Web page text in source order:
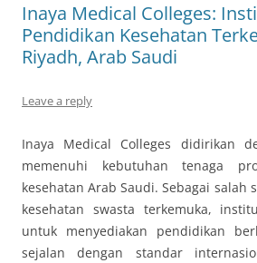
Inaya Medical Colleges:
Pendidikan Kesehatan
Riyadh, Arab Saudi
Leave a reply
Inaya Medical Colleges didirikan
memenuhi kebutuhan tenaga
kesehatan Arab Saudi. Sebagai salah
kesehatan swasta terkemuka,
untuk menyediakan pendidikan
sejalan dengan standar